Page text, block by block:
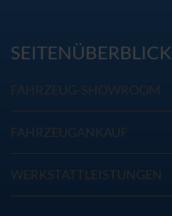
SEITENÜBERBLICK
FAHRZEUG-SHOWROOM
FAHRZEUGANKAUF
WERKSTATTLEISTUNGEN